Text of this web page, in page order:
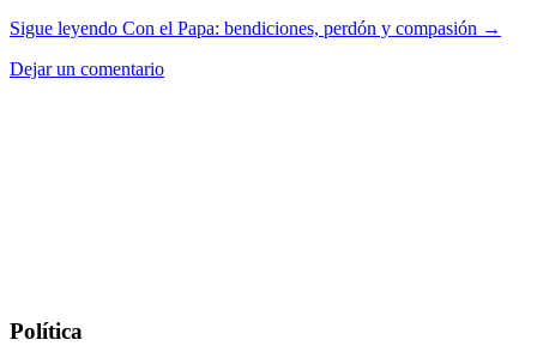
Sigue leyendo Con el Papa: bendiciones, perdón y compasión →
Dejar un comentario
Política